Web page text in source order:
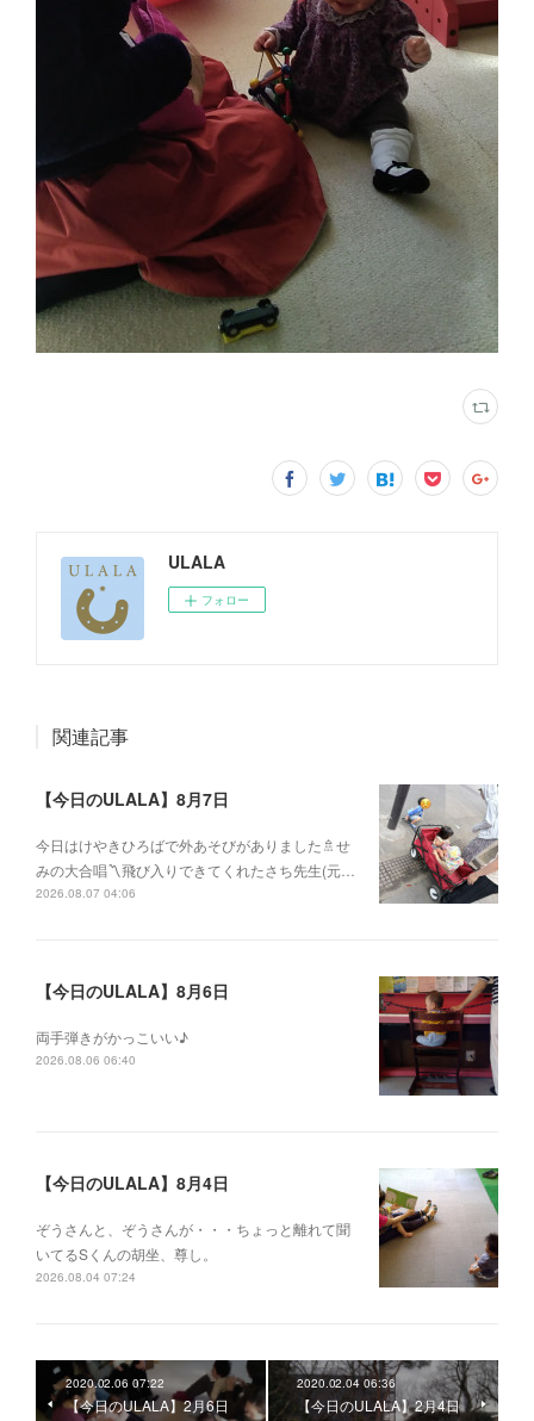
ULALA
フォロー
関連記事
【今日のULALA】8月7日
今日はけやきひろばで外あそびがありました🚿せ
みの大合唱〽飛び入りできてくれたさち先生(元…
2026.08.07 04:06
【今日のULALA】8月6日
両手弾きがかっこいい♪
2026.08.06 06:40
【今日のULALA】8月4日
ぞうさんと、ぞうさんが・・・ちょっと離れて聞
いてるSくんの胡坐、尊し。
2026.08.04 07:24
2020.02.06 07:22
【今日のULALA】2月6日
2020.02.04 06:36
【今日のULALA】2月4日